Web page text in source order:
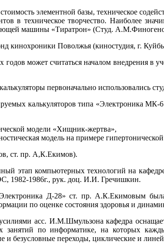
элементной базы, техническое
в техническое творчество. Наиболее
машины «Тиратрон» (Студ.
кинохроники Поволжья (киностудия, г.
годов может считаться началом внедрения в
первоначально использовались
калькуляторов типа «Электроника МК-
модели «Хищник-жертва»,
модель на примере
ст. пр. А,К.Екимов).
этап компьютерных технологий на
1982-1986г., рук. доц. И.И. Гречишкин.
Д-28» ст. пр. А.К.Екимовым была
по оценке состояния здоровья и
асс. И.М.Шмульзона кафедра
занятий по информатике, на которых
безусловные переходы, циклические и